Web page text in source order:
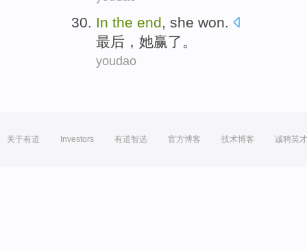
In the end, she won.
最后 ， 她赢了 。
youdao
关于有道 Investors 有道智选 官方博客 技术博客 诚聘英才